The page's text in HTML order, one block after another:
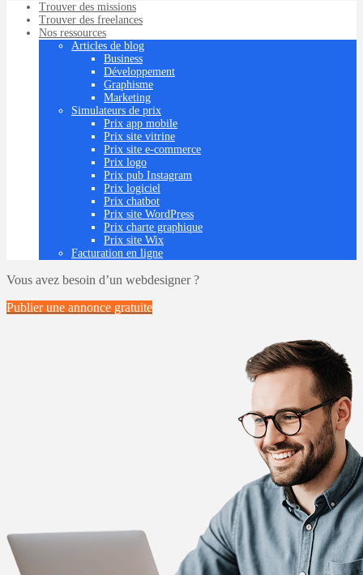
Trouver des missions
Trouver des freelances
Nos ressources
Articles de blog
Business
Développement
Graphisme
Marketing
Simulateurs de prix
Prix app mobile
Prix site vitrine
Prix site e-commerce
Prix logo
Prix pub Instagram
Prix logiciel
Prix chatbot
Prix site WordPress
Prix charte graphique
Prix site Wix
Facturation en ligne
Vous avez besoin d’un webdesigner ?
Publier une annonce gratuite